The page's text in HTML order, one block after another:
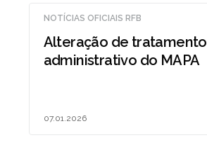
NOTÍCIAS OFICIAIS RFB
Alteração de tratamento
administrativo do MAPA
07.01.2026